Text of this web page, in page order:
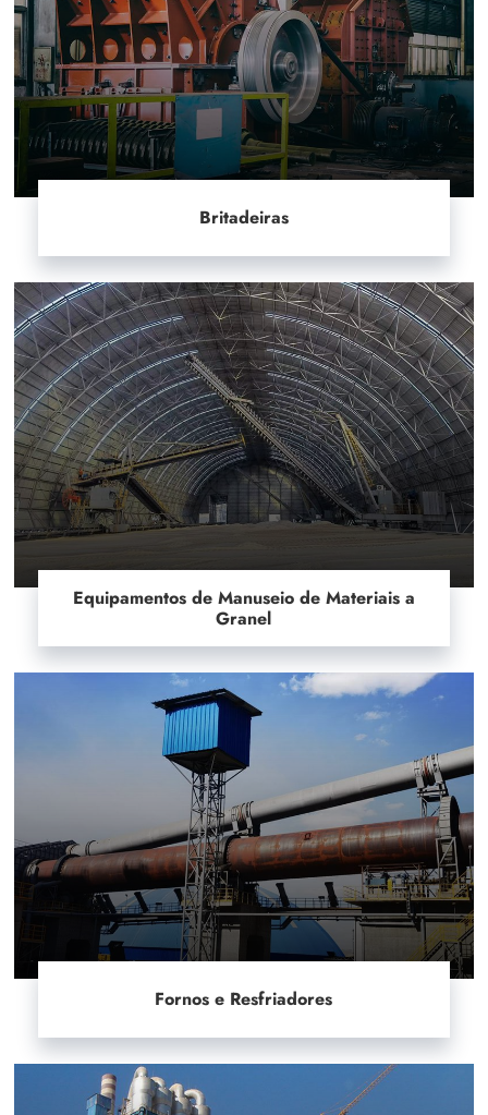
Britadeiras
Equipamentos de Manuseio de Materiais a
Granel
Fornos e Resfriadores